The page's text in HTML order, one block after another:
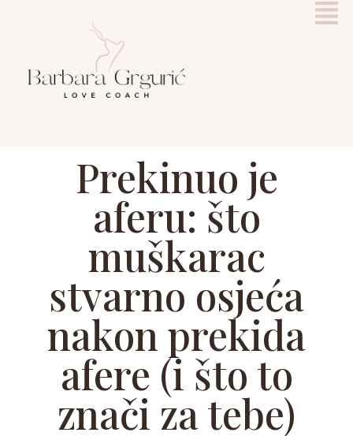
Prekinuo je
aferu: što
muškarac
stvarno osjeća
nakon prekida
afere (i što to
znači za tebe)